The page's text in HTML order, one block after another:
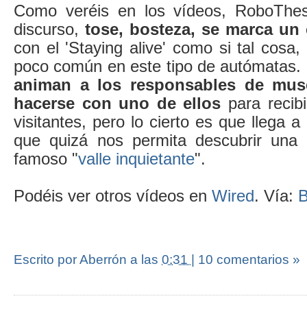
Como veréis en los vídeos,
discurso, tose, bosteza, se marca un
con el 'Staying alive' como si tal cosa,
poco común en este tipo de
animan a los responsables de
hacerse con uno de ellos para
visitantes, pero lo cierto es que llega a
que quizá nos permita descubrir una
famoso "valle inquietante".
Podéis ver otros vídeos en Wired. Vía:
Escrito por Aberrón a las 0:31 | 10 comentarios »